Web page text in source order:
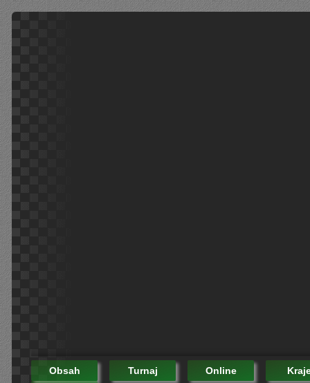
Obsah Turnaj Online